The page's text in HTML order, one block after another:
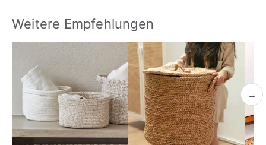
Weitere Empfehlungen
→